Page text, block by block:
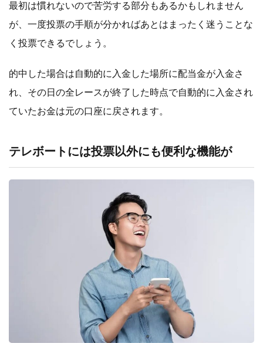
最初は慣れないので苦労する部分もあるかもしれません
が、一度投票の手順が分かればあとはまったく迷うことな
く投票できるでしょう。
的中した場合は自動的に入金した場所に配当金が入金さ
れ、その日の全レースが終了した時点で自動的に入金され
ていたお金は元の口座に戻されます。
テレボートには投票以外にも便利な機能が